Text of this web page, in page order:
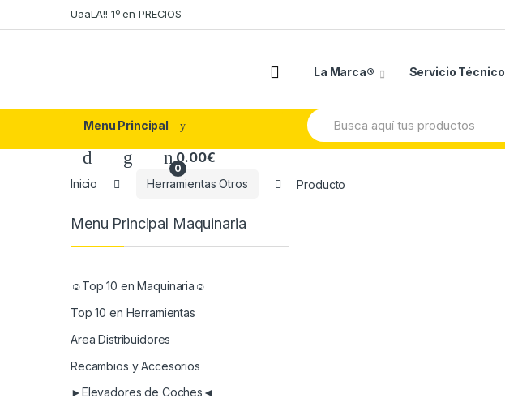
to
to
UaaLA!! 1º en PRECIOS
La Marca® Servicio Técnico
Menu Principal
Search
for:
0
0.00€
Inicio Herramientas Otros Producto
Menu Principal Maquinaria
☺Top 10 en Maquinaria☺
Top 10 en Herramientas
Area Distribuidores
Recambios y Accesorios
►Elevadores de Coches◄